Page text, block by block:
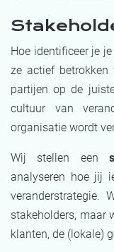
Hoe identificeer je
ze actief betrokken
partijen op de
cultuur van
organisatie wordt
Wij stellen een
analyseren hoe jij
veranderstrategie.
stakeholders, maar
klanten, de (lokale)